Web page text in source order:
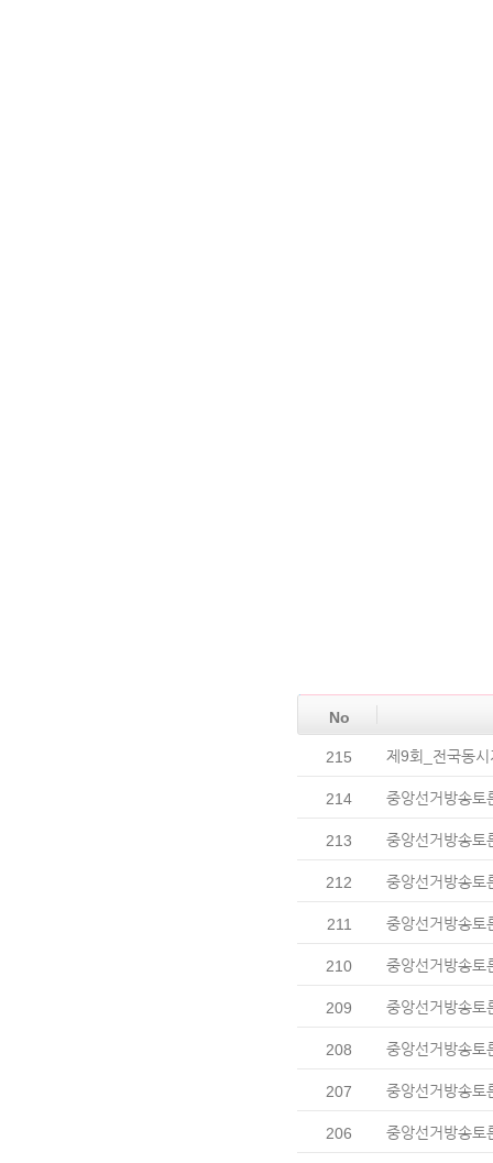
No
215 제9회_전국동
214 중앙선거방송
213 중앙선거방송
212 중앙선거방송토
211 중앙선거방송
210 중앙선거방송
209 중앙선거방송
208 중앙선거방송토
207 중앙선거방송토
206 중앙선거방송토